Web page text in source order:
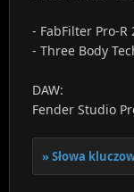
- FabFilter Pro-R
- Three Body
DAW:
Fender Studio
Słowa